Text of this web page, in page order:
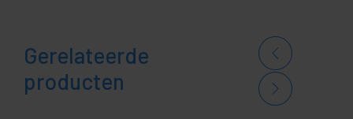
Gerelateerde
producten